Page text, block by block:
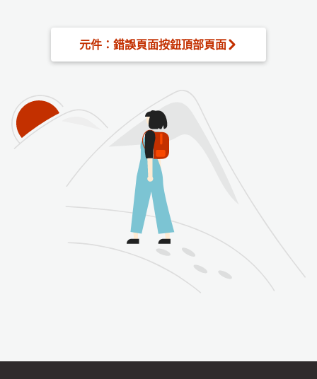
元件：錯誤頁面按鈕頂部頁面